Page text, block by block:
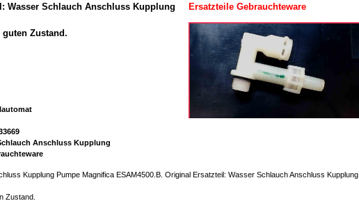
Ersatzteile Gebrauchteware
Wasser Schlauch Anschluss Kupplung
Zustand.
Anschluss Kupplung
Kupplung Pumpe Magnifica ESAM4500.B. Original Ersatzteil: Wasser Schlauch Anschluss Kupplung
Zustand.